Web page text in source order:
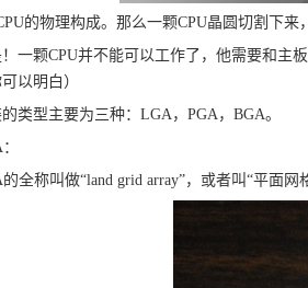
的物理构成。那么一颗CPU晶圆切割下来
一颗CPU并不能可以工作了，他需要和主
以明白）
类型主要为三种：LGA，PGA，BGA。
全称叫做“land grid array”，或者叫“平面网